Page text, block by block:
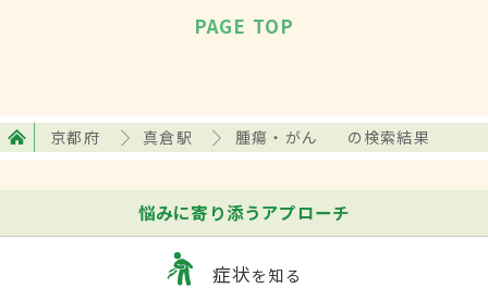
PAGE TOP
京都府 真倉駅 腫瘍・がん の検索結果
悩みに寄り添うアプローチ
症状を知る